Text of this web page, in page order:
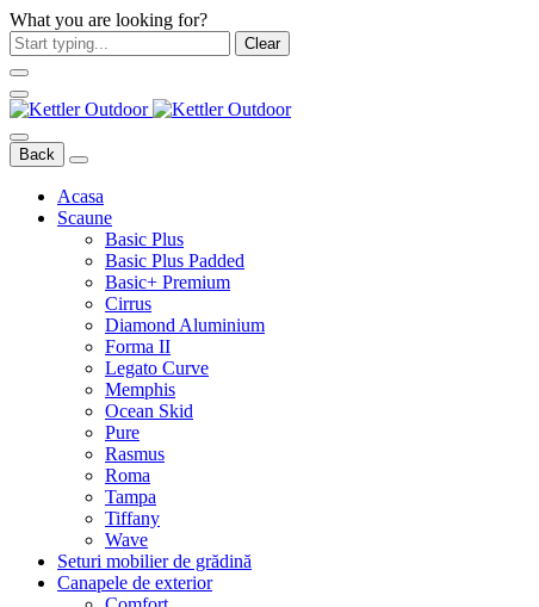
What you are looking for?
Clear
Back
Acasa
Scaune
Basic Plus
Basic Plus Padded
Basic+ Premium
Cirrus
Diamond Aluminium
Forma II
Legato Curve
Memphis
Ocean Skid
Pure
Rasmus
Roma
Tampa
Tiffany
Wave
Seturi mobilier de grădină
Canapele de exterior